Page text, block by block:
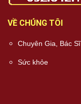
VỀ CHÚNG TÔI
Chuyên Gia, Bác Sĩ
Sức khỏe